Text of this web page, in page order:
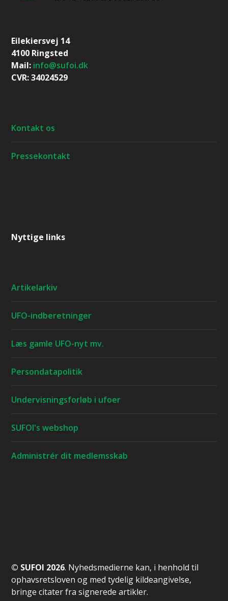
Eilekiersvej 14
4100 Ringsted
Mail: info@sufoi.dk
CVR: 34024529
Kontakt os
Pressekontakt
Nyttige links
Artikelarkiv
UFO-indberetninger
Læs gamle UFO-nyt mv.
Persondatapolitik
Undervisningsforløb i ufoer
SUFOI's webshop
Administrér dit medlemsskab
© SUFOI 2026. Nyhedsmedierne kan, i henhold til
ophavsretsloven og med tydelig kildeangivelse,
bringe citater fra signerede artikler.